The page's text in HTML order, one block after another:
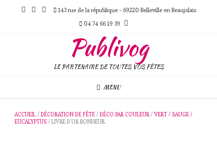
143 rue de la république - 69220 Belleville en Beaujolais
04 74 66 19 39
Publivog
LE PARTENAIRE DE TOUTES VOS FÊTES
MENU
ACCUEIL / DÉCORATION DE FÊTE / DÉCO PAR COULEUR/VERT / SAUGE /
EUCALYPTUS / LIVRE D’OR BONHEUR